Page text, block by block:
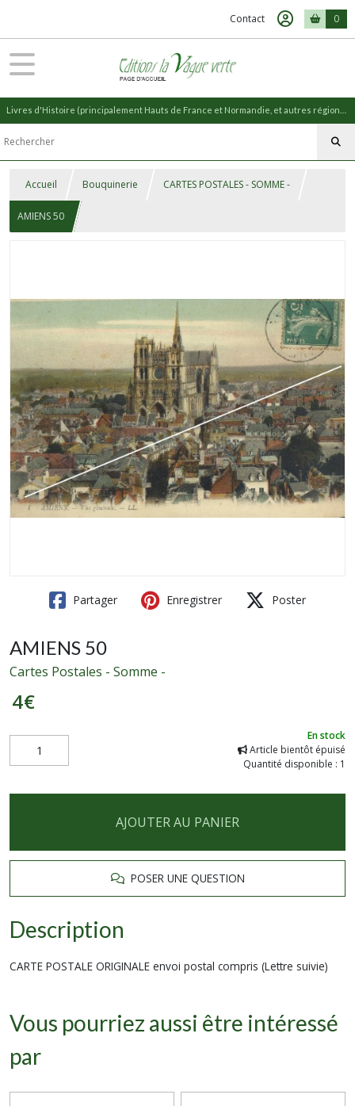
Contact 0
Accueil Bouquinerie CARTES POSTALES - SOMME -
AMIENS 50
Partager Enregistrer Poster
AMIENS 50
Cartes Postales - Somme -
4€
En stock
Article bientôt épuisé
Quantité disponible : 1
AJOUTER AU PANIER
POSER UNE QUESTION
Description
CARTE POSTALE ORIGINALE envoi postal compris (Lettre suivie)
Vous pourriez aussi être intéressé
par